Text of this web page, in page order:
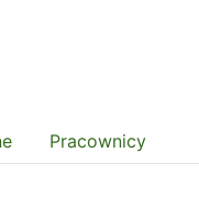
Pracownicy